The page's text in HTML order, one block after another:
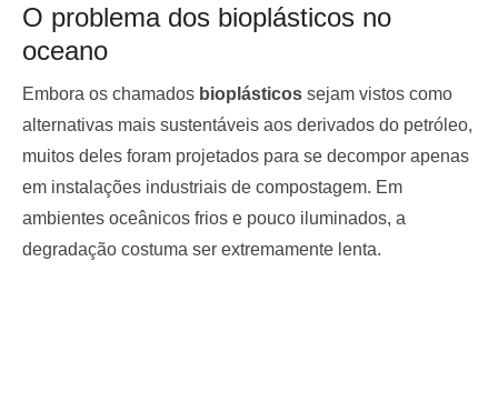
O problema dos bioplásticos no
oceano
Embora os chamados bioplásticos sejam vistos como
alternativas mais sustentáveis aos derivados do petróleo,
muitos deles foram projetados para se decompor apenas
em instalações industriais de compostagem. Em
ambientes oceânicos frios e pouco iluminados, a
degradação costuma ser extremamente lenta.